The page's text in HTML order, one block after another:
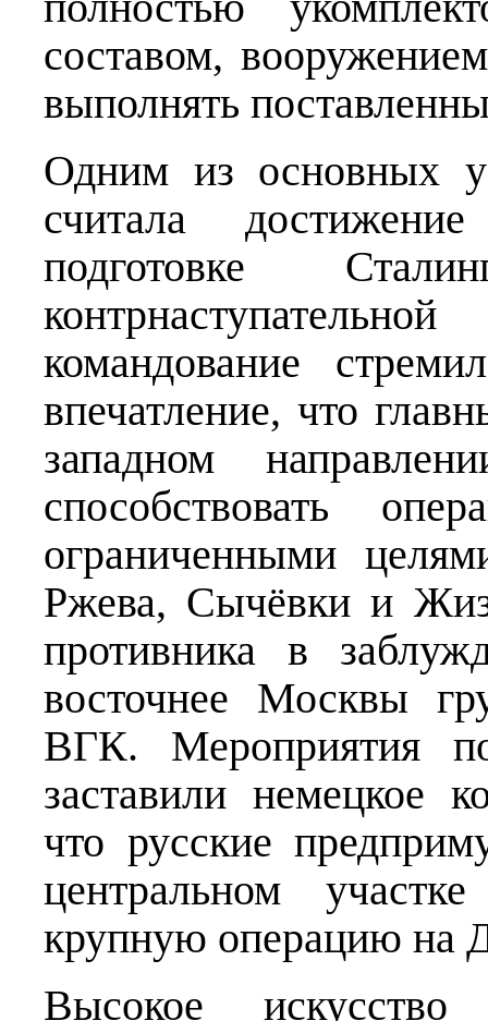
составом,
выполнять
Одним из основных
считала
подготовке
командование
впечатление, что
западном
способствовать
ограниченными
Ржева, Сычёвки и
противника в
восточнее Москвы
ВГК. Мероприятия
заставили немецкое
что русские
центральном
крупную операцию на
Высокое искусство